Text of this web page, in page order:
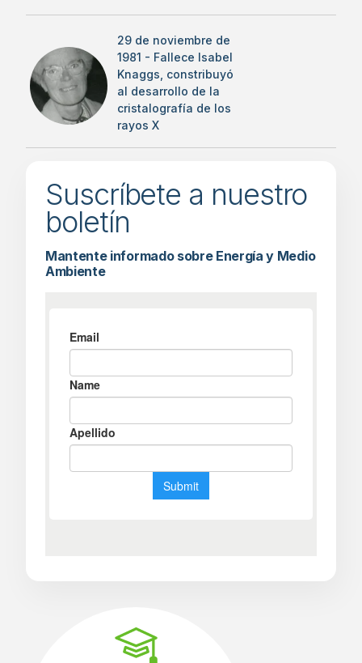
29 de noviembre de
1981 - Fallece Isabel
Knaggs, constribuyó
al desarrollo de la
cristalografía de los
rayos X
Suscríbete a nuestro
boletín
Mantente informado sobre Energía y Medio
Ambiente